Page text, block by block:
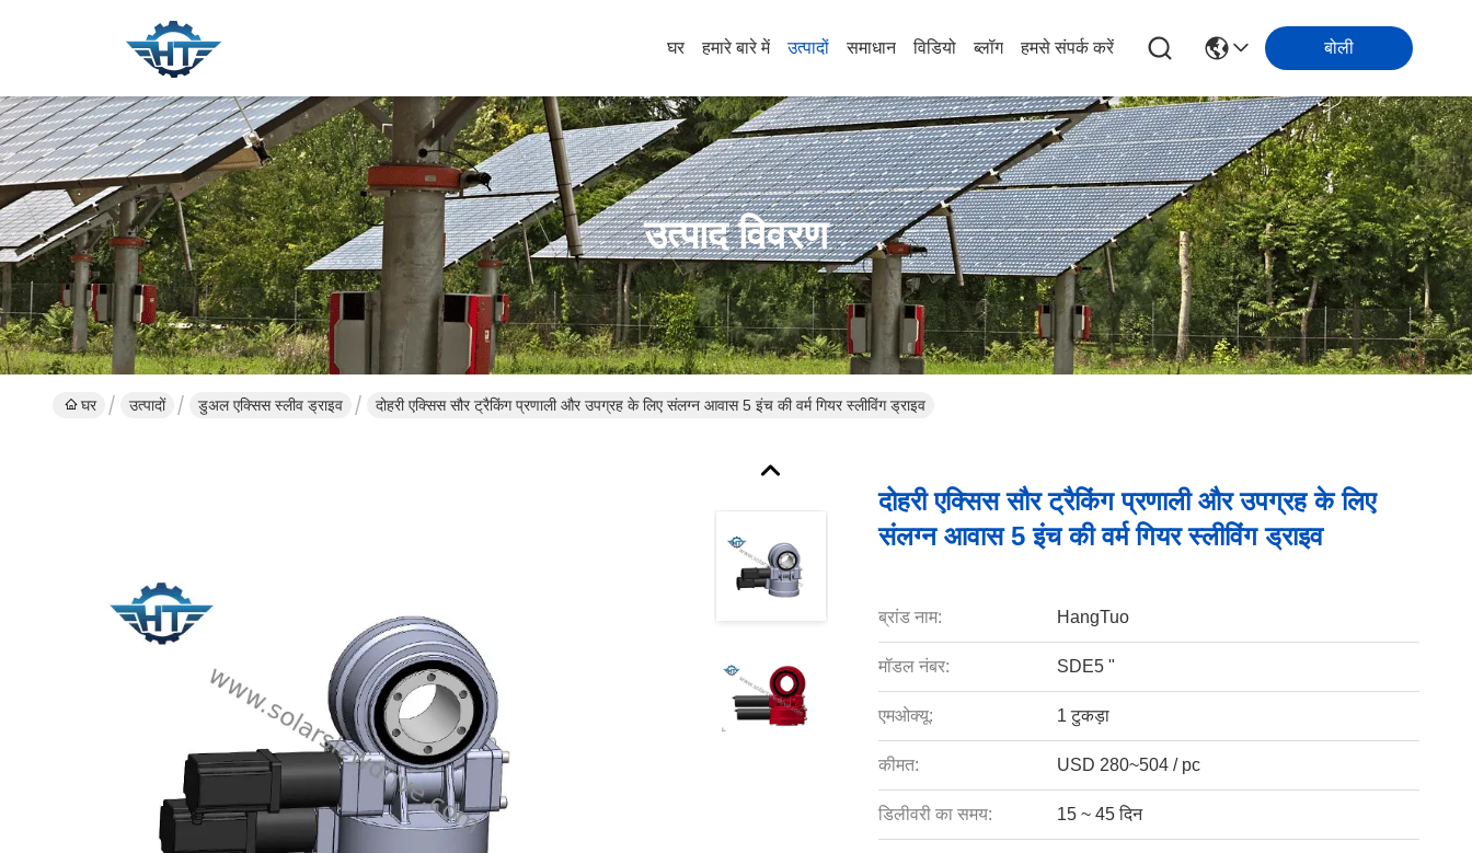
घर हमारे बारे में उत्पादों समाधान विडियो ब्लॉग हमसे संपर्क करें बोली
उत्पाद विवरण
घर उत्पादों डुअल एक्सिस स्लीव ड्राइव दोहरी एक्सिस सौर ट्रैकिंग प्रणाली और उपग्रह के लिए संलग्न आवास 5 इंच की वर्म गियर स्लीविंग ड्राइव
दोहरी एक्सिस सौर ट्रैकिंग प्रणाली और उपग्रह के लिए
संलग्न आवास 5 इंच की वर्म गियर स्लीविंग ड्राइव
ब्रांड नाम: HangTuo
मॉडल नंबर: SDE5 "
एमओक्यू: 1 टुकड़ा
कीमत: USD 280~504 / pc
डिलीवरी का समय: 15 ~ 45 दिन